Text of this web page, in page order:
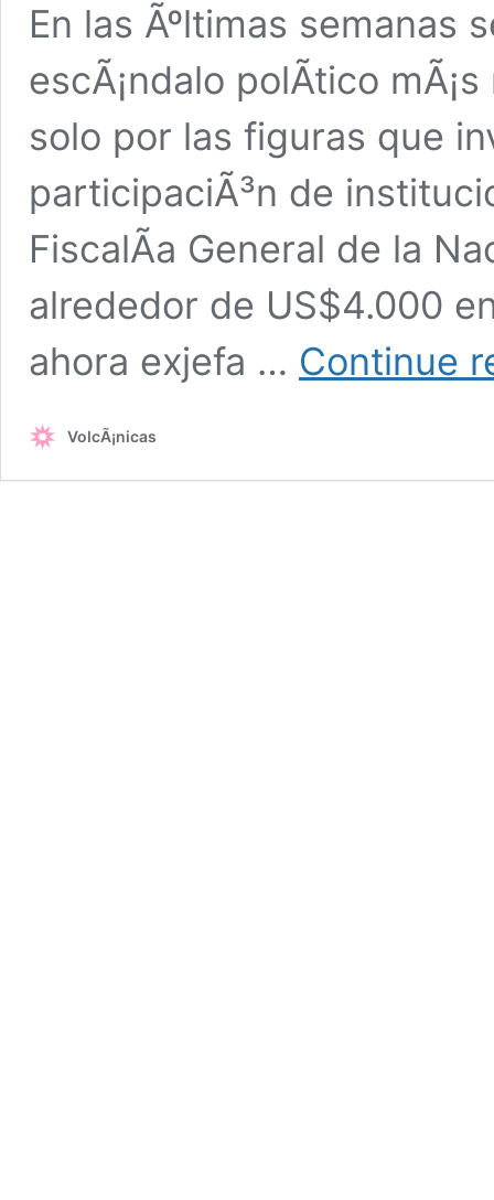
En las Ãºltimas semanas
escÃ¡ndalo polÃ­tico
solo por las figuras que
participaciÃ³n de
FiscalÃ­a General de la
alrededor de US$4.000
ahora exjefa … Continue
VolcÃ¡nicas